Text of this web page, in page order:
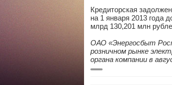
Кредиторская
на 1 января 2013 года
млрд 130,201 млн
ОАО «Энергосбыт
розничном рынке
органа компании в